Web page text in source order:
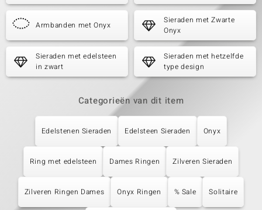
Armbanden met Onyx
Sieraden met Zwarte
Onyx
Sieraden met edelsteen
in zwart
Sieraden met hetzelfde
type design
Categorieën van dit item
Edelstenen Sieraden Edelsteen Sieraden Onyx
Ring met edelsteen Dames Ringen Zilveren Sieraden
Zilveren Ringen Dames Onyx Ringen % Sale Solitaire